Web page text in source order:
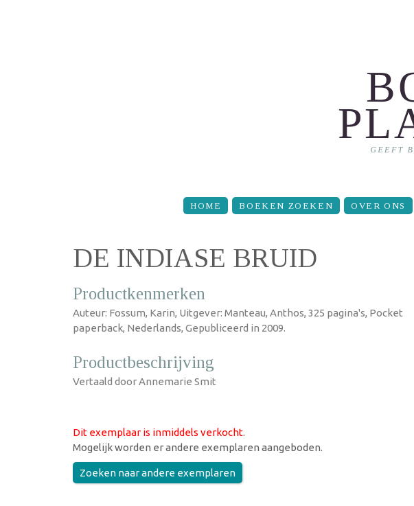
HOME BOEKEN ZOEKEN OVER ONS
DE INDIASE BRUID
Productkenmerken
Auteur: Fossum, Karin, Uitgever: Manteau, Anthos, 325 pagina's, Pocket
paperback, Nederlands, Gepubliceerd in 2009.
Productbeschrijving
Vertaald door Annemarie Smit
Dit exemplaar is inmiddels verkocht.
Mogelijk worden er andere exemplaren aangeboden.
Zoeken naar andere exemplaren